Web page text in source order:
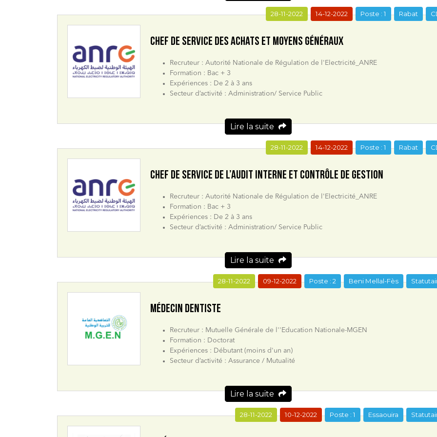
CHEF DE SERVICE DES ACHATS ET MOYENS GÉNÉRAUX
Recruteur : Autorité Nationale de Régulation de l'Electricité_ANRE
Formation : Bac + 3
Expériences : De 2 à 3 ans
Secteur d’activité : Administration/ Service Public
Lire la suite
Rabat
Poste : 1
14-12-2022
28-11-2022
CHEF DE SERVICE DE L’AUDIT INTERNE ET CONTRÔLE DE GESTION
Recruteur : Autorité Nationale de Régulation de l'Electricité_ANRE
Formation : Bac + 3
Expériences : De 2 à 3 ans
Secteur d’activité : Administration/ Service Public
Lire la suite
Rabat
Poste : 1
14-12-2022
28-11-2022
MÉDECIN DENTISTE
Recruteur : Mutuelle Générale de l''Education Nationale-MGEN
Formation : Doctorat
Expériences : Débutant (moins d'un an)
Secteur d’activité : Assurance / Mutualité
Lire la suite
Beni Mellal-Fès
Poste : 2
09-12-2022
28-11-2022
Essaouira
Poste : 1
10-12-2022
28-11-2022